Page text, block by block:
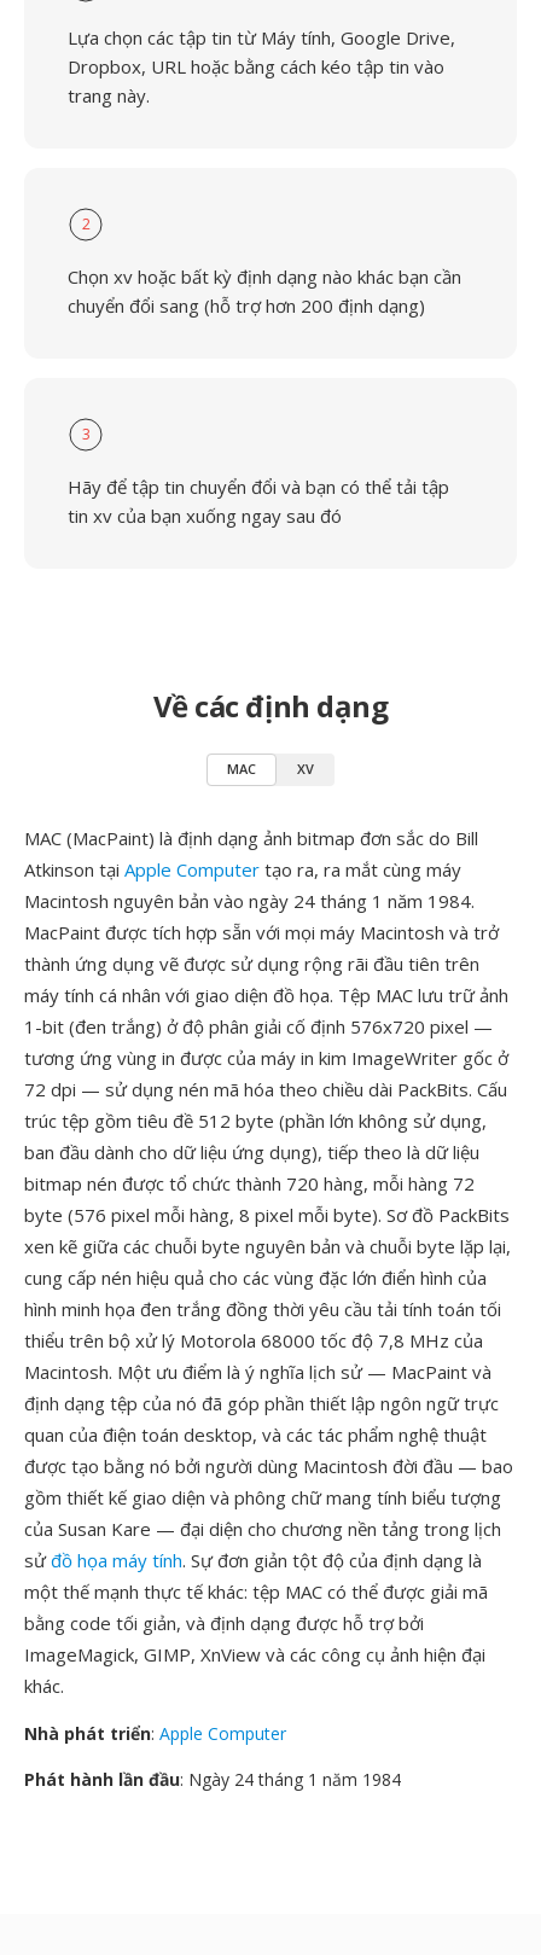
Lựa chọn các tập tin từ Máy tính, Google Drive,
Dropbox, URL hoặc bằng cách kéo tập tin vào
trang này.
2
Chọn xv hoặc bất kỳ định dạng nào khác bạn cần
chuyển đổi sang (hỗ trợ hơn 200 định dạng)
3
Hãy để tập tin chuyển đổi và bạn có thể tải tập
tin xv của bạn xuống ngay sau đó
Về các định dạng
MAC XV
MAC (MacPaint) là định dạng ảnh bitmap đơn sắc do Bill
Atkinson tại Apple Computer tạo ra, ra mắt cùng máy
Macintosh nguyên bản vào ngày 24 tháng 1 năm 1984.
MacPaint được tích hợp sẵn với mọi máy Macintosh và trở
thành ứng dụng vẽ được sử dụng rộng rãi đầu tiên trên
máy tính cá nhân với giao diện đồ họa. Tệp MAC lưu trữ ảnh
1-bit (đen trắng) ở độ phân giải cố định 576x720 pixel —
tương ứng vùng in được của máy in kim ImageWriter gốc ở
72 dpi — sử dụng nén mã hóa theo chiều dài PackBits. Cấu
trúc tệp gồm tiêu đề 512 byte (phần lớn không sử dụng,
ban đầu dành cho dữ liệu ứng dụng), tiếp theo là dữ liệu
bitmap nén được tổ chức thành 720 hàng, mỗi hàng 72
byte (576 pixel mỗi hàng, 8 pixel mỗi byte). Sơ đồ PackBits
xen kẽ giữa các chuỗi byte nguyên bản và chuỗi byte lặp lại,
cung cấp nén hiệu quả cho các vùng đặc lớn điển hình của
hình minh họa đen trắng đồng thời yêu cầu tải tính toán tối
thiểu trên bộ xử lý Motorola 68000 tốc độ 7,8 MHz của
Macintosh. Một ưu điểm là ý nghĩa lịch sử — MacPaint và
định dạng tệp của nó đã góp phần thiết lập ngôn ngữ trực
quan của điện toán desktop, và các tác phẩm nghệ thuật
được tạo bằng nó bởi người dùng Macintosh đời đầu — bao
gồm thiết kế giao diện và phông chữ mang tính biểu tượng
của Susan Kare — đại diện cho chương nền tảng trong lịch
sửđồ họa máy tính. Sự đơn giản tột độ của định dạng là
một thế mạnh thực tế khác: tệp MAC có thể được giải mã
bằng code tối giản, và định dạng được hỗ trợ bởi
ImageMagick, GIMP, XnView và các công cụ ảnh hiện đại
khác.
Nhà phát triển: Apple Computer
Phát hành lần đầu: Ngày 24 tháng 1 năm 1984